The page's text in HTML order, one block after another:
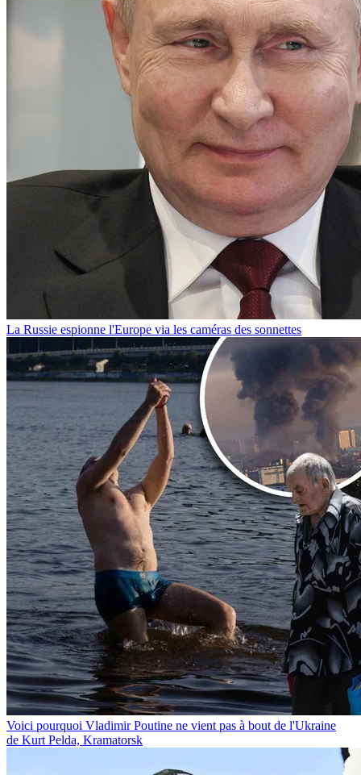
La Russie espionne l'Europe via les caméras des sonnettes
Voici pourquoi Vladimir Poutine ne vient pas à bout de l'Ukraine
de Kurt Pelda, Kramatorsk